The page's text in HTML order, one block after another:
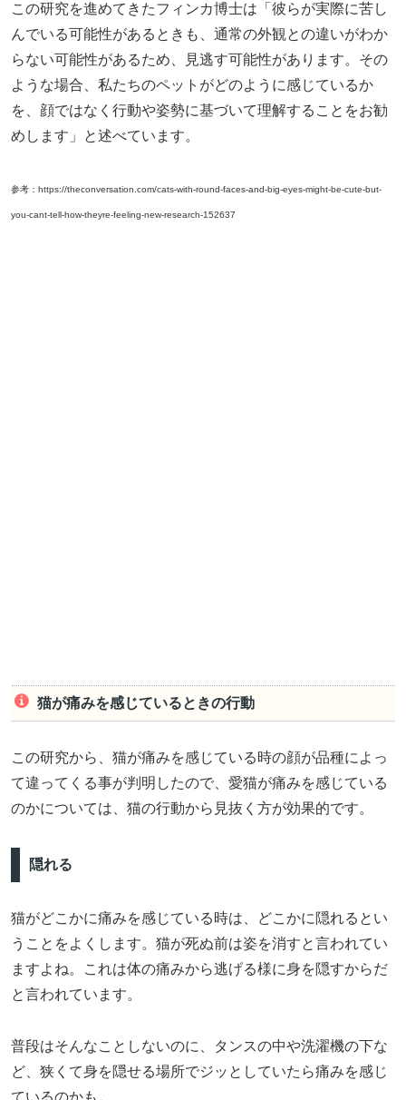
この研究を進めてきたフィンカ博士は「彼らが実際に苦し
んでいる可能性があるときも、通常の外観との違いがわか
らない可能性があるため、見逃す可能性があります。その
ような場合、私たちのペットがどのように感じているか
を、顔ではなく行動や姿勢に基づいて理解することをお勧
めします」と述べています。
参考：https://theconversation.com/cats-with-round-faces-and-big-eyes-might-be-cute-but-
you-cant-tell-how-theyre-feeling-new-research-152637
猫が痛みを感じているときの行動
この研究から、猫が痛みを感じている時の顔が品種によっ
て違ってくる事が判明したので、愛猫が痛みを感じている
のかについては、猫の行動から見抜く方が効果的です。
隠れる
猫がどこかに痛みを感じている時は、どこかに隠れるとい
うことをよくします。猫が死ぬ前は姿を消すと言われてい
ますよね。これは体の痛みから逃げる様に身を隠すからだ
と言われています。
普段はそんなことしないのに、タンスの中や洗濯機の下な
ど、狭くて身を隠せる場所でジッとしていたら痛みを感じ
ているのかも。